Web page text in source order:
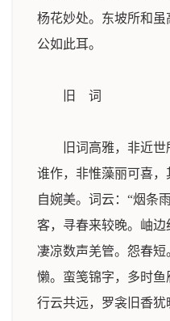
杨花妙处。东坡所和
公如此耳。
旧 词
旧词高雅，非近世
谁作，非惟藻丽可喜，
自婉美。词云：“烟条
客，寻春来较晚。岫边
凄凉数声羌管。怨春
懒。蛮笺锦字，多时
行云共远，罗衾旧香犹